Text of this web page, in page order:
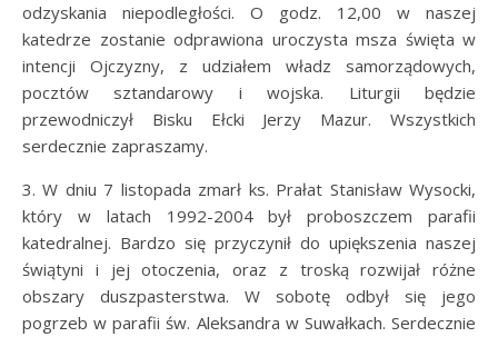
odzyskania niepodległości. O godz. 12,00 w naszej
katedrze zostanie odprawiona uroczysta msza święta w
intencji Ojczyzny, z udziałem władz samorządowych,
pocztów sztandarowy i wojska. Liturgii będzie
przewodniczył Bisku Ełcki Jerzy Mazur. Wszystkich
serdecznie zapraszamy.
3. W dniu 7 listopada zmarł ks. Prałat Stanisław Wysocki,
który w latach 1992-2004 był proboszczem parafii
katedralnej. Bardzo się przyczynił do upiększenia naszej
świątyni i jej otoczenia, oraz z troską rozwijał różne
obszary duszpasterstwa. W sobotę odbył się jego
pogrzeb w parafii św. Aleksandra w Suwałkach. Serdecznie